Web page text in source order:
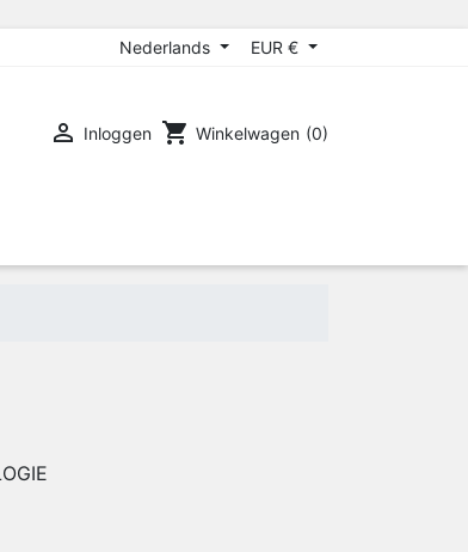
Nederlands EUR €
 Inloggen shopping_cart Winkelwagen (0)